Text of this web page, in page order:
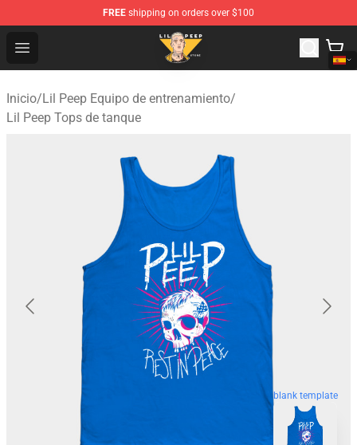
FREE shipping on orders over $100
Open menu
Lil Peep Store - Official Lil Peep Merchandise Shop
Inicio/Lil Peep Equipo de entrenamiento/
Lil Peep Tops de tanque
blank template